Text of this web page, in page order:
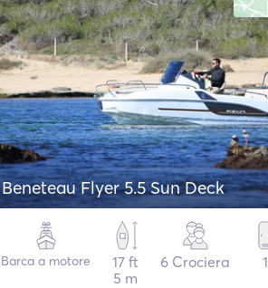
Beneteau Flyer 5.5 Sun Deck
Barca a motore
17 ft
5 m
6 Crociera 1